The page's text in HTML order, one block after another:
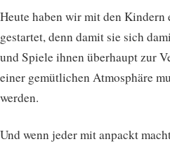
Heute haben wir mit den
gestartet, denn damit sie sich
und Spiele ihnen überhaupt zur
einer gemütlichen Atmosphäre
werden.
Und wenn jeder mit anpackt